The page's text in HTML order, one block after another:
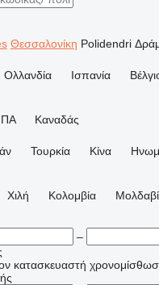
Θεσσαλονίκη Polidendri
Ολλανδία Ισπανία
Καναδάς
Τουρκία Κίνα
Χιλή Κολομβία
–
κατασκευαστή